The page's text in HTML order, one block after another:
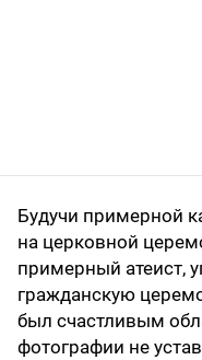
Будучи примерной
на церковной
примерный атеист,
гражданскую
был счастливым
фотографии не